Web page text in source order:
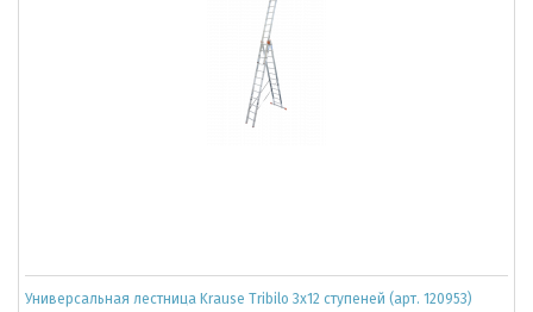
Универсальная лестница Krause Tribilo 3x12 ступеней (арт. 120953)